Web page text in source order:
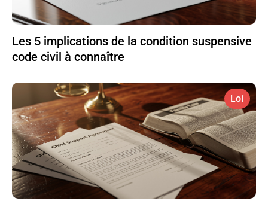
Les 5 implications de la condition suspensive
code civil à connaître
Loi